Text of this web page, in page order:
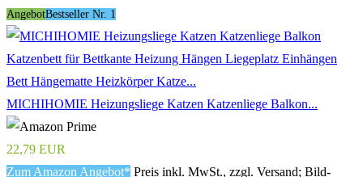
AngebotBestseller Nr. 1
MICHIHOMIE Heizungsliege Katzen Katzenliege Balkon...
22,79 EUR
Zum Amazon Angebot* Preis inkl. MwSt., zzgl. Versand; Bild-